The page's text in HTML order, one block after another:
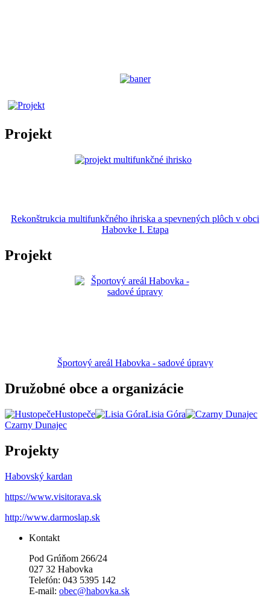
Projekt
Rekonštrukcia multifunkčného ihriska a spevnených plôch v obci
Habovke I. Etapa
Projekt
Športový areál Habovka - sadové úpravy
Družobné obce a organizácie
Hustopeče
Lisia Góra
Czarny Dunajec
Projekty
Habovský kardan
https://www.visitorava.sk
http://www.darmoslap.sk
Kontakt
Pod Grúňom 266/24
027 32 Habovka
Telefón: 043 5395 142
E-mail: obec@habovka.sk